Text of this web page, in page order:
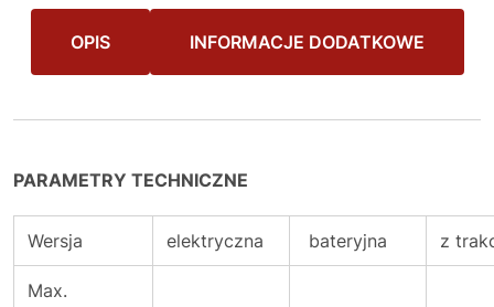
OPIS INFORMACJE DODATKOWE
PARAMETRY TECHNICZNE
Wersja elektryczna bateryjna z
Max.